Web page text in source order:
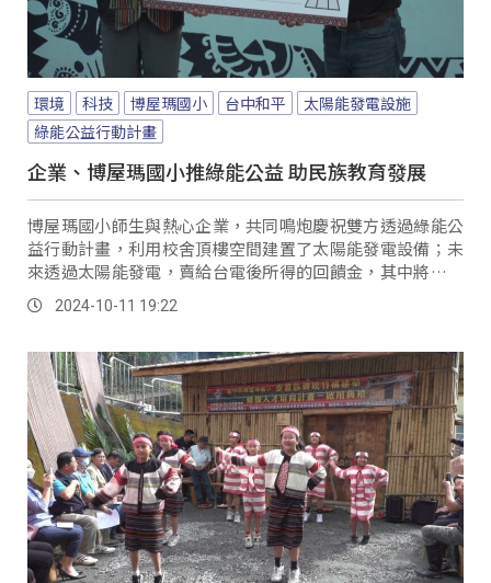
環境 科技 博屋瑪國小 台中和平
太陽能發電設施
綠能公益行動計畫
企業、博屋瑪國小推綠能公益 助民族教育發展
博屋瑪國小師生與熱心企業，共同鳴炮慶祝雙方透過綠能公
益行動計畫，利用校舍頂樓空間建置了太陽能發電設備；未
來透過太陽能發電，賣給台電後所得的回饋金，其中將有百
分之10作為學校發展民族教育用途。
2024-10-11 19:22